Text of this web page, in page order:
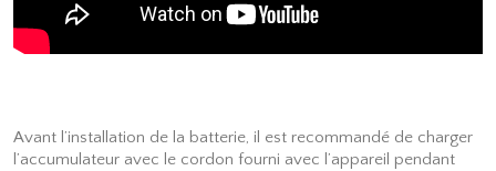
Avant l’installation de la batterie, il est recommandé de charger
l’accumulateur avec le cordon fourni avec l’appareil pendant